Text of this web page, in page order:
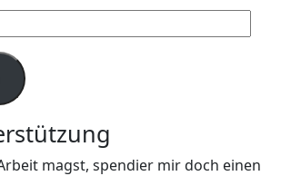
magst, spendier mir doch einen